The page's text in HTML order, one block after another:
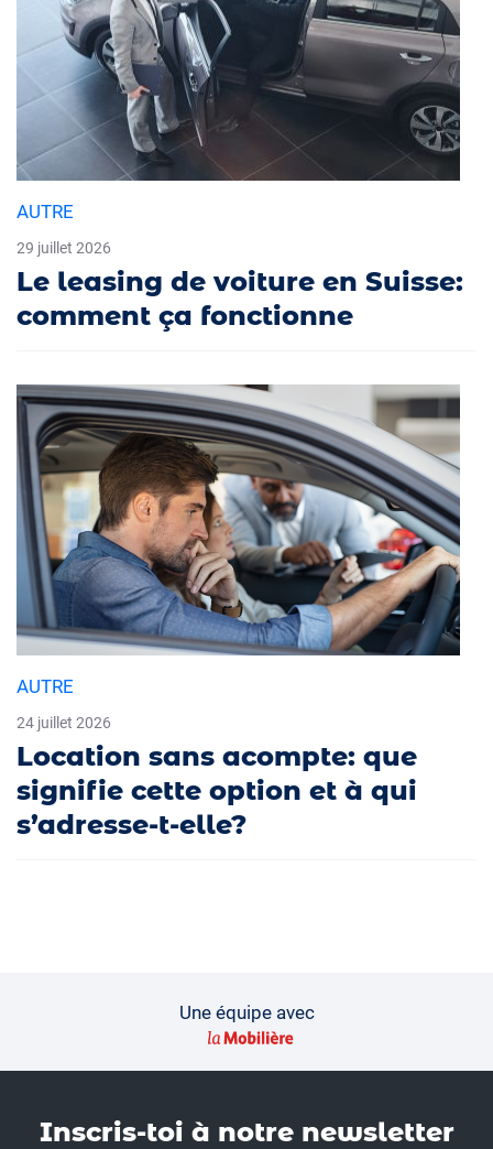
AUTRE
29 juillet 2026
Le leasing de voiture en Suisse:
comment ça fonctionne
AUTRE
24 juillet 2026
Location sans acompte: que
signifie cette option et à qui
s’adresse-t-elle?
Une équipe avec
Inscris-toi à notre news­letter